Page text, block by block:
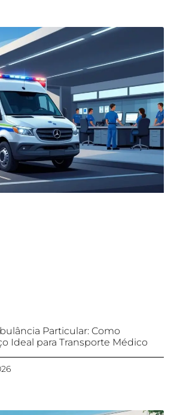
Particular: Como
Ideal para Transporte Médico